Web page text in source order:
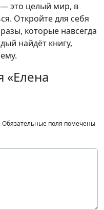
это целый мир, в
Откройте для себя
которые навсегда
найдёт книгу,
«Елена
Обязательные поля помечены